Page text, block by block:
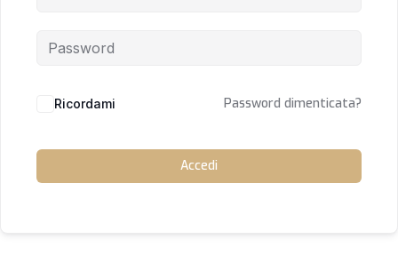
Ricordami Password dimenticata?
Accedi